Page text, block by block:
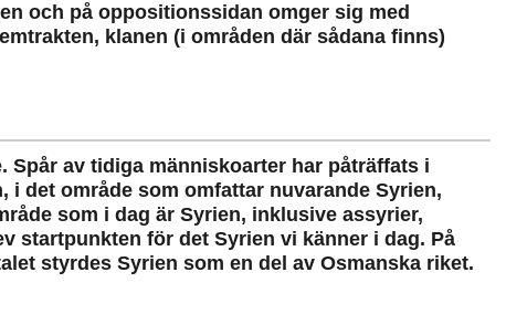
och på oppositionssidan omger sig med
klanen (i områden där sådana finns)
Spår av tidiga människoarter har påträffats i
det område som omfattar nuvarande Syrien,
som i dag är Syrien, inklusive assyrier,
startpunkten för det Syrien vi känner i dag. På
styrdes Syrien som en del av Osmanska riket.